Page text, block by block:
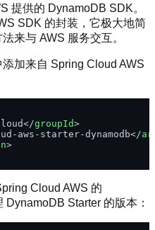
提供的 DynamoDB SDK。
SDK 的封装，它极大地简
来与 AWS 服务交互。
添加来自 Spring Cloud AWS
</groupId>
aws-starter-dynamodb</
>
Cloud AWS 的
Starter 的版本：